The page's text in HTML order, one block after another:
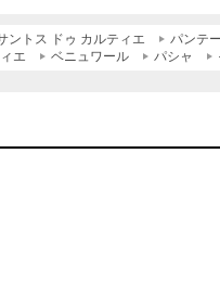
ントス ドゥ カルティエ
パンテ
エ ベニュワール パシャ